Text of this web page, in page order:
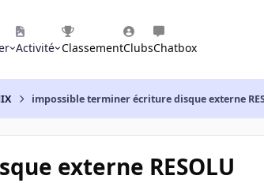
Activité ClassementClubsChatbox
impossible terminer écriture disque externe
externe RESOLU